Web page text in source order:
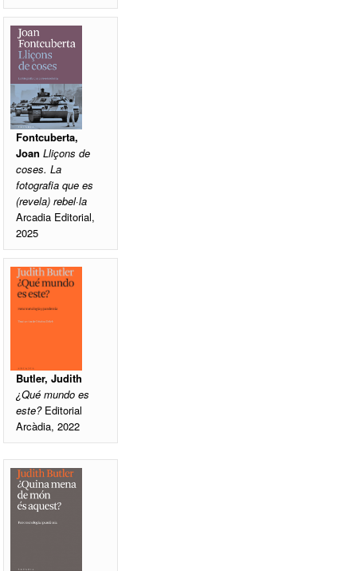
Fontcuberta,
Joan Lliçons de
coses. La
fotografia que es
(revela) rebel·la
Arcadia Editorial,
2025
Butler, Judith
¿Qué mundo es
este? Editorial
Arcàdia, 2022